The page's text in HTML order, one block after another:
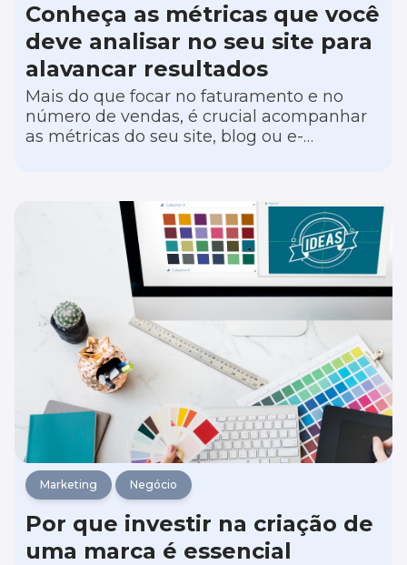
Conheça as métricas que você
deve analisar no seu site para
alavancar resultados
Mais do que focar no faturamento e no
número de vendas, é crucial acompanhar
as métricas do seu site, blog ou e-
público, mas também avalia se o seu
conteúdo está alcançando o engajamento
desejado ou se é necessário melhorar o
desempenho das páginas.
Marketing Negócio
Por que investir na criação de
uma marca é essencial